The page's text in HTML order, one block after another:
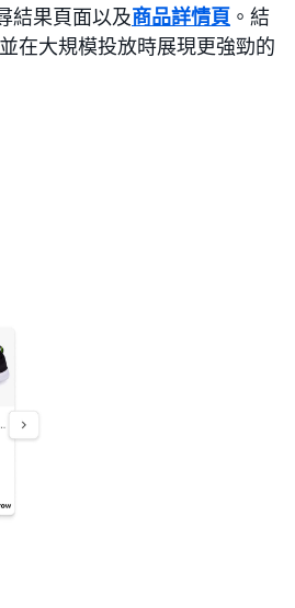
結果頁面以及商品詳情頁 。結
在大規模投放時展現更強勁的